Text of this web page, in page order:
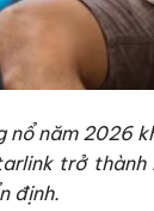
năm 2026
trở
định.